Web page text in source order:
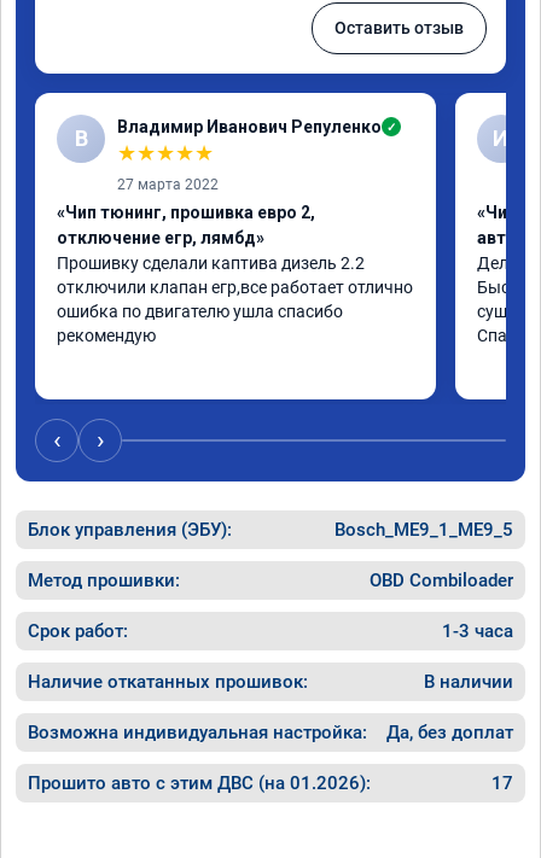
Оставить отзыв
В Владимир Иванович Репуленко ✓
★★★★★
27 марта 2022
«Чип тюнинг, прошивка евро 2,
отключение егр, лямбд»
Прошивку сделали каптива дизель 2.2
отключили клапан егр,все работает отлично
ошибка по двигателю ушла спасибо
рекомендую
И
«Чип
Делали
‹ ›
Блок управления (ЭБУ): Bosch_ME9_1_ME9_5
Метод прошивки: OBD Combiloader
Срок работ: 1-3 часа
Наличие откатанных прошивок: В наличии
Возможна индивидуальная настройка: Да, без доплат
Прошито авто с этим ДВС (на 01.2026): 17